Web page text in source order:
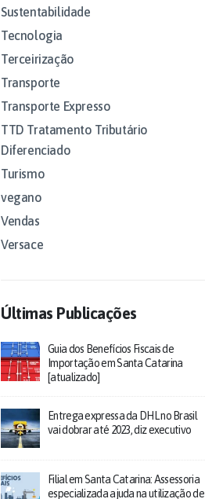
Sustentabilidade
Tecnologia
Terceirização
Transporte
Transporte Expresso
TTD Tratamento Tributário
Diferenciado
Turismo
vegano
Vendas
Versace
Últimas Publicações
Guia dos Benefícios Fiscais de
Importação em Santa Catarina
[atualizado]
Entrega expressa da DHL no Brasil
vai dobrar até 2023, diz executivo
Filial em Santa Catarina: Assessoria
especializada ajuda na utilização de